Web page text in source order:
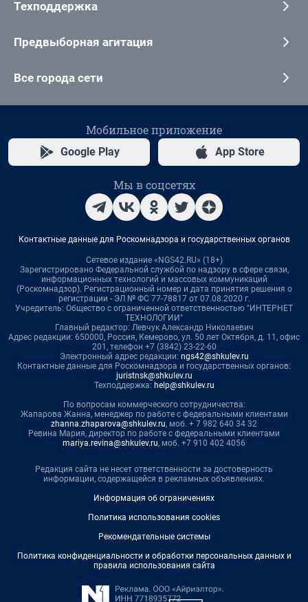
Техподдержка
Предвыборная агитация
Все города сети
Мобильное приложение
Google Play App Store
Мы в соцсетях
Контактные данные для Роскомнадзора и государственных органов
Сетевое издание «NGS42.RU» (18+)
Зарегистрировано Федеральной службой по надзору в сфере связи,
информационных технологий и массовых коммуникаций
(Роскомнадзор). Регистрационный номер и дата принятия решения о
регистрации - ЭЛ № ФС 77-78817 от 07.08.2020 г.
Учредитель: Общество с ограниченной ответственностью "ИНТЕРНЕТ
ТЕХНОЛОГИИ"
Главный редактор: Левчук Александр Николаевич
Адрес редакции: 650000, Россия, Кемерово, ул. 50 лет Октября, д. 11, офис
201, телефон +7 (3842) 23-22-60
Электронный адрес редакции: ngs42@shkulev.ru
Контактные данные для Роскомнадзора и государственных органов:
juristnsk@shkulev.ru
Техподдержка: help@shkulev.ru
По вопросам коммерческого сотрудничества:
Жапарова Жанна, менеджер по работе с федеральными клиентами
zhanna.zhaparova@shkulev.ru, моб. + 7 982 640 34 32
Ревина Мария, директор по работе с федеральными клиентами
mariya.revina@shkulev.ru, моб. +7 910 402 4056
Редакция сайта не несет ответственности за достоверность
информации, содержащейся в рекламных объявлениях.
Информация об ограничениях
Политика использования cookies
Рекомендательные системы
Политика конфиденциальности и обработки персональных данных и
правила использования сайта